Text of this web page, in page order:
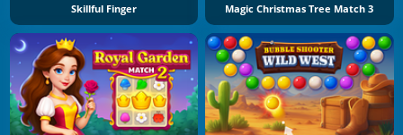
Skillful Finger Magic Christmas Tree Match 3